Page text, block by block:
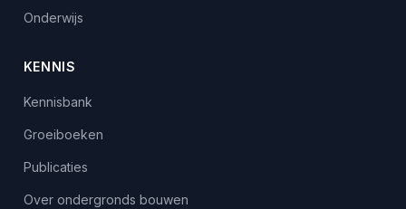
Onderwijs
KENNIS
Kennisbank
Groeiboeken
Publicaties
Over ondergronds bouwen